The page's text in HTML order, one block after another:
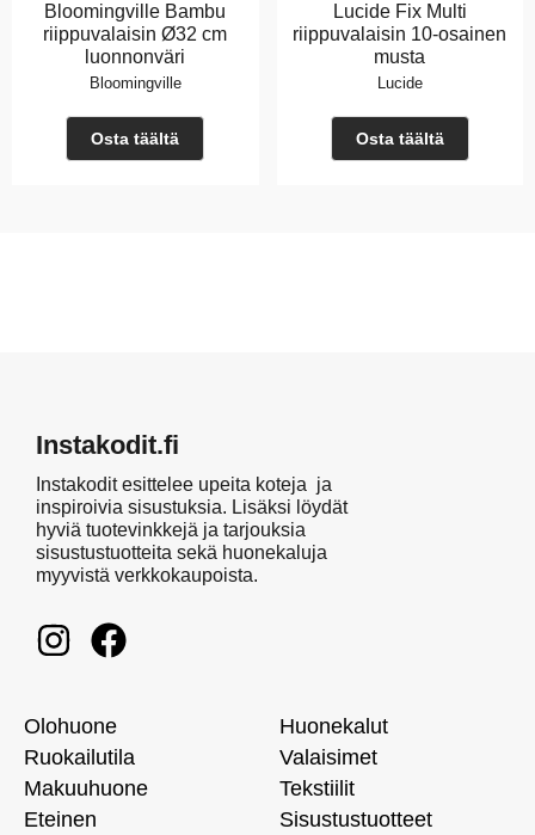
Bloomingville Bambu
riippuvalaisin Ø32 cm
luonnonväri
Bloomingville
Osta täältä
Lucide Fix Multi
riippuvalaisin 10-osainen
musta
Lucide
Osta täältä
Instakodit.fi
Instakodit esittelee upeita koteja ja
inspiroivia sisustuksia. Lisäksi löydät
hyviä tuotevinkkejä ja tarjouksia
sisustustuotteita sekä huonekaluja
myyvistä verkkokaupoista.
Olohuone
Ruokailutila
Makuuhuone
Eteinen
Huonekalut
Valaisimet
Tekstiilit
Sisustustuotteet